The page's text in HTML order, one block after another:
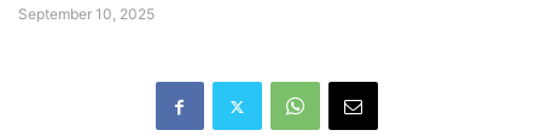
September 10, 2025